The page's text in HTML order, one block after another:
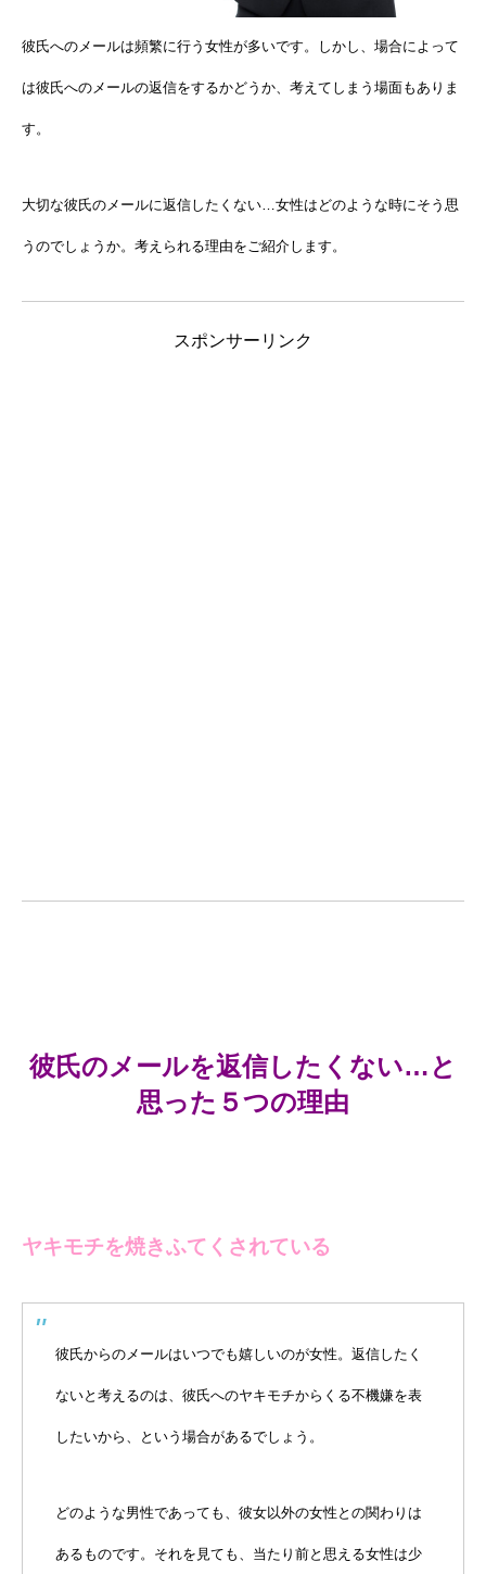
彼氏へのメールは頻繁に行う女性が多いです。しかし、場合によって
は彼氏へのメールの返信をするかどうか、考えてしまう場面もありま
す。
大切な彼氏のメールに返信したくない…女性はどのような時にそう思
うのでしょうか。考えられる理由をご紹介します。
スポンサーリンク
彼氏のメールを返信したくない…と
思った５つの理由
ヤキモチを焼きふてくされている
彼氏からのメールはいつでも嬉しいのが女性。返信したく
ないと考えるのは、彼氏へのヤキモチからくる不機嫌を表
したいから、という場合があるでしょう。
どのような男性であっても、彼女以外の女性との関わりは
あるものです。それを見ても、当たり前と思える女性は少